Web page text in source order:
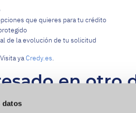
datos
que quieres para tu crédito
de la evolución de tu solicitud
ya Credy.es.
en otro